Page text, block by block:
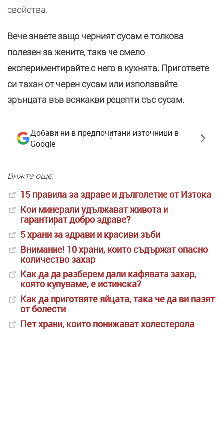
свойства.
Вече знаете защо черният сусам е толкова
полезен за жените, така че смело
експериментирайте с него в кухнята. Пригответе
си тахан от черен сусам или използвайте
зрънцата във всякакви рецепти със сусам.
Добави ни в предпочитани източници в
Google
Вижте още:
15 правила за здраве и дълголетие от Изтока
Кои минерали удължават живота и
гарантират добро здраве?
5 храни за здрави и красиви зъби
Внимание! 10 храни, които съдържат опасно
количество захар
Как да да разберем дали кафявата захар,
която купуваме, е истинска?
Как да приготвяте яйцата, така че да ви пазят
от болести
Пет храни, които понижават холестерола